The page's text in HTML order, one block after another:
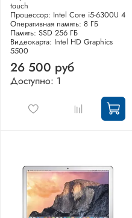
touch
Процессор: Intel Core i5-6300U 4
Оперативная память: 8 ГБ
Память: SSD 256 ГБ
Видеокарта: Intel HD Graphics
5500
26 500 руб
Доступно: 1